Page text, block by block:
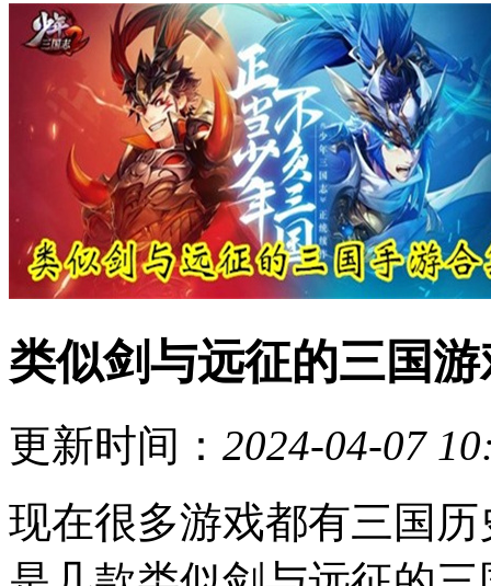
类似剑与远征的三国
更新时间： 2024-04-07
现在很多游戏都有三国